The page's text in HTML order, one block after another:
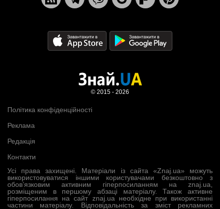
Усі права захищені. Матеріали із сайта «Znaj.ua» можуть
використовуватися іншими користувачами безкоштовно з
обов’язковим активним гіперпосиланням на znaj.ua,
розміщеним в першому абзаці матеріалу. Також активне
гіперпосилання на сайт znaj.ua необхідне при використанні
частини матеріалу. Відповідальність за зміст рекламних
Політика конфіденційності
Реклама
Редакція
Контакти
© 2015 - 2026